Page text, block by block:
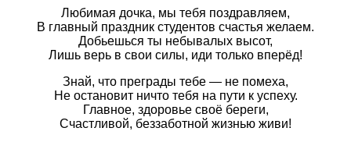
Любимая дочка, мы тебя поздравляем,
В главный праздник студентов счастья желаем.
Добьешься ты небывалых высот,
Лишь верь в свои силы, иди только вперёд!
Знай, что преграды тебе — не помеха,
Не остановит ничто тебя на пути к успеху.
Главное, здоровье своё береги,
Счастливой, беззаботной жизнью живи!